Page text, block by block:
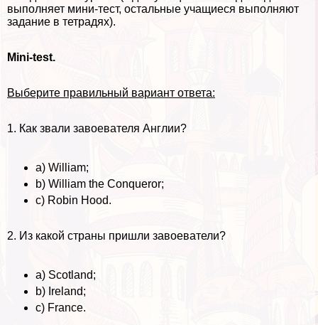
выполняет мини-тест, остальные учащиеся выполняют
задание в тетрадях).
Mini-test.
Выберите правильный вариант ответа:
1. Как звали завоевателя Англии?
a) William;
b) William the Conqueror;
c) Robin Hood.
2. Из какой страны пришли завоеватели?
a) Scotland;
b) Ireland;
c) France.